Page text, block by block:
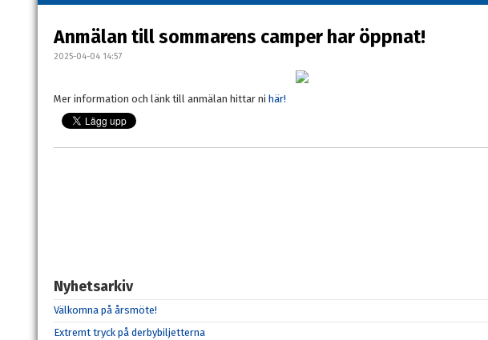
Anmälan till sommarens camper har öppnat!
2025-04-04 14:57
Mer information och länk till anmälan hittar ni här!
Nyhetsarkiv
Välkomna på årsmöte!
Extremt tryck på derbybiljetterna